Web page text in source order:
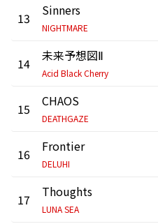
13 Sinners
NIGHTMARE
14 未来予想図Ⅱ
Acid Black Cherry
15 CHAOS
DEATHGAZE
16 Frontier
DELUHI
17 Thoughts
LUNA SEA